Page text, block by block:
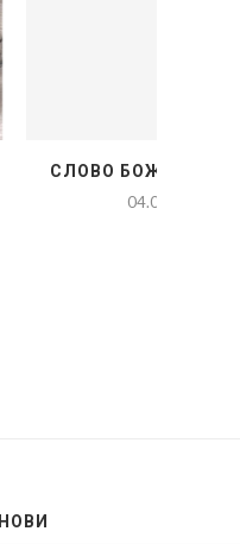
НА ЩОДЕНЬ